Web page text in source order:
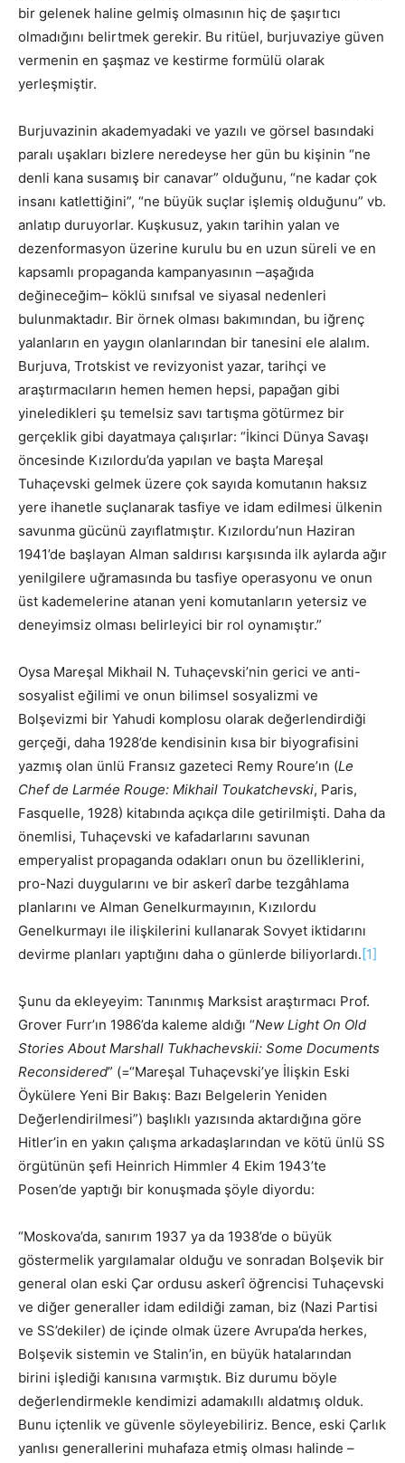
bir gelenek haline gelmiş olmasının hiç de şaşırtıcı
olmadığını belirtmek gerekir. Bu ritüel, burjuvaziye güven
vermenin en şaşmaz ve kestirme formülü olarak
yerleşmiştir.
Burjuvazinin akademyadaki ve yazılı ve görsel basındaki
paralı uşakları bizlere neredeyse her gün bu kişinin “ne
denli kana susamış bir canavar” olduğunu, “ne kadar çok
insanı katlettiğini”, “ne büyük suçlar işlemiş olduğunu” vb.
anlatıp duruyorlar. Kuşkusuz, yakın tarihin yalan ve
dezenformasyon üzerine kurulu bu en uzun süreli ve en
kapsamlı propaganda kampanyasının ‒aşağıda
değineceğim– köklü sınıfsal ve siyasal nedenleri
bulunmaktadır. Bir örnek olması bakımından, bu iğrenç
yalanların en yaygın olanlarından bir tanesini ele alalım.
Burjuva, Trotskist ve revizyonist yazar, tarihçi ve
araştırmacıların hemen hemen hepsi, papağan gibi
yineledikleri şu temelsiz savı tartışma götürmez bir
gerçeklik gibi dayatmaya çalışırlar: “İkinci Dünya Savaşı
öncesinde Kızılordu’da yapılan ve başta Mareşal
Tuhaçevski gelmek üzere çok sayıda komutanın haksız
yere ihanetle suçlanarak tasfiye ve idam edilmesi ülkenin
savunma gücünü zayıflatmıştır. Kızılordu’nun Haziran
1941’de başlayan Alman saldırısı karşısında ilk aylarda ağır
yenilgilere uğramasında bu tasfiye operasyonu ve onun
üst kademelerine atanan yeni komutanların yetersiz ve
deneyimsiz olması belirleyici bir rol oynamıştır.”
Oysa Mareşal Mikhail N. Tuhaçevski’nin gerici ve anti-
sosyalist eğilimi ve onun bilimsel sosyalizmi ve
Bolşevizmi bir Yahudi komplosu olarak değerlendirdiği
gerçeği, daha 1928’de kendisinin kısa bir biyografisini
yazmış olan ünlü Fransız gazeteci Remy Roure’ın (Le
Chef de Larmée Rouge: Mikhail Toukatchevski, Paris,
Fasquelle, 1928) kitabında açıkça dile getirilmişti. Daha da
önemlisi, Tuhaçevski ve kafadarlarını savunan
emperyalist propaganda odakları onun bu özelliklerini,
pro-Nazi duygularını ve bir askerî darbe tezgâhlama
planlarını ve Alman Genelkurmayının, Kızılordu
Genelkurmayı ile ilişkilerini kullanarak Sovyet iktidarını
devirme planları yaptığını daha o günlerde biliyorlardı. [1]
Şunu da ekleyeyim: Tanınmış Marksist araştırmacı Prof.
Grover Furr’ın 1986’da kaleme aldığı “New Light On Old
Stories About Marshall Tukhachevskii: Some Documents
Reconsidered” (=“Mareşal Tuhaçevski’ye İlişkin Eski
Öykülere Yeni Bir Bakış: Bazı Belgelerin Yeniden
Değerlendirilmesi”) başlıklı yazısında aktardığına göre
Hitler’in en yakın çalışma arkadaşlarından ve kötü ünlü SS
örgütünün şefi Heinrich Himmler 4 Ekim 1943’te
Posen’de yaptığı bir konuşmada şöyle diyordu:
“Moskova’da, sanırım 1937 ya da 1938’de o büyük
göstermelik yargılamalar olduğu ve sonradan Bolşevik bir
general olan eski Çar ordusu askerî öğrencisi Tuhaçevski
ve diğer generaller idam edildiği zaman, biz (Nazi Partisi
ve SS’dekiler) de içinde olmak üzere Avrupa’da herkes,
Bolşevik sistemin ve Stalin’in, en büyük hatalarından
birini işlediği kanısına varmıştık. Biz durumu böyle
değerlendirmekle kendimizi adamakıllı aldatmış olduk.
Bunu içtenlik ve güvenle söyleyebiliriz. Bence, eski Çarlık
yanlısı generallerini muhafaza etmiş olması halinde –